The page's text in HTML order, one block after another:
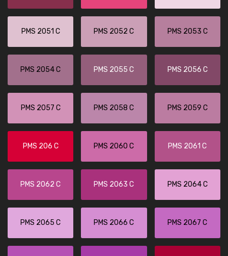
PMS 2051 C PMS 2052 C PMS 2053 C
PMS 2054 C PMS 2055 C PMS 2056 C
PMS 2057 C PMS 2058 C PMS 2059 C
PMS 206 C PMS 2060 C PMS 2061 C
PMS 2062 C PMS 2063 C PMS 2064 C
PMS 2065 C PMS 2066 C PMS 2067 C